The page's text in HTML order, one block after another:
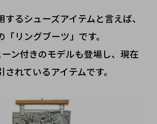
するシューズアイテムと言えば、
リングブーツ」です。
ン付きのモデルも登場し、現在
れているアイテムです。